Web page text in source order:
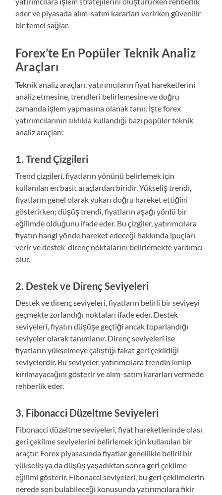
eder ve piyasada alım-satım kararları verirken güvenilir
bir temel sağlar.
Forex’te En Popüler Teknik Analiz
Araçları
Teknik analiz araçları, yatırımcıların fiyat hareketlerini
analiz etmesine, trendleri belirlemesine ve doğru
zamanda işlem yapmasına olanak tanır. İşte forex
yatırımcılarının sıklıkla kullandığı bazı popüler teknik
analiz araçları:
1.Trend Çizgileri
Trend çizgileri, fiyatların yönünü belirlemek için
kullanılan en basit araçlardan biridir. Yükseliş trendi,
fiyatların genel olarak yukarı doğru hareket ettiğini
gösterirken; düşüş trendi, fiyatların aşağı yönlü bir
eğilimde olduğunu ifade eder. Bu çizgiler, yatırımcılara
fiyatın hangi yönde hareket edeceği hakkında ipuçları
verir ve destek-direnç noktalarını belirlemekte yardımcı
olur.
2. Destek ve Direnç Seviyeleri
Destek ve direnç seviyeleri, fiyatların belirli bir seviyeyi
geçmekte zorlandığı noktaları ifade eder. Destek
seviyeleri, fiyatın düşüşe geçtiği ancak toparlandığı
seviyeler olarak tanımlanır. Direnç seviyeleri ise
fiyatların yükselmeye çalıştığı fakat geri çekildiği
seviyelerdir. Bu seviyeler, yatırımcılara trendin kırılıp
kırılmayacağını gösterir ve alım-satım kararları vermede
rehberlik eder.
3. Fibonacci Düzeltme Seviyeleri
Fibonacci düzeltme seviyeleri, fiyat hareketlerinde olası
geri çekilme seviyelerini belirlemek için kullanılan bir
araçtır. Forex piyasasında fiyatlar genellikle belirli bir
yükseliş ya da düşüş yaşadıktan sonra geri çekilme
eğilimi gösterir. Fibonacci seviyeleri, bu geri çekilmelerin
nerede son bulabileceği konusunda yatırımcılara fikir